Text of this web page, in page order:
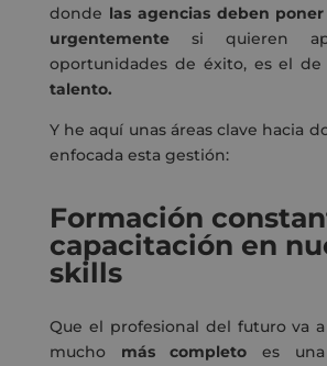
donde las agencias deben
urgentementesi quieren
oportunidades de éxito, es el
talento.
Y he aquí unas áreas clave hacia
enfocada esta gestión:
Formación
capacitación en
skills
Que el profesional del futuro va
mucho más completo es una